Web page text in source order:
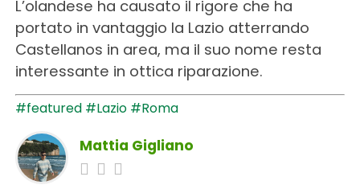
L’olandese ha causato il rigore che ha
portato in vantaggio la Lazio atterrando
Castellanos in area, ma il suo nome resta
interessante in ottica riparazione.
#featured #Lazio #Roma
Mattia Gigliano